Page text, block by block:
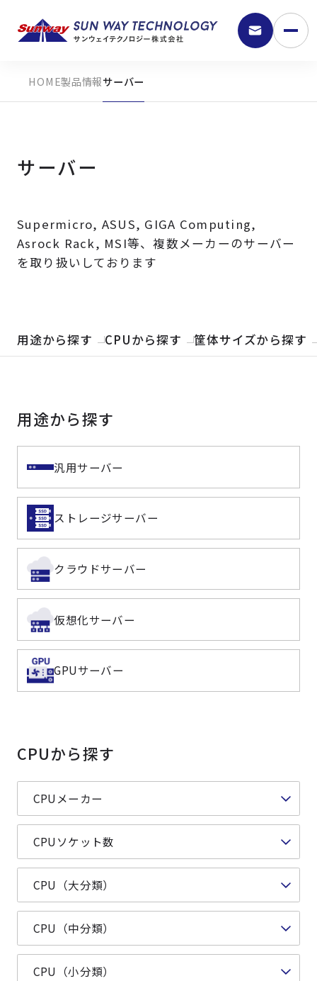
9:30 - 18:00
ニュース
よくある質問
採用情報
製品検索
サービス
事例
サポート
会社案内
製品情報サーバー
サーバー
Supermicro, ASUS, GIGA Computing,
Asrock Rack, MSI等、複数メーカーのサーバー
を取り扱いしております
用途から探す CPUから探す 筐体サイズから探す
用途から探す
汎用サーバー
ストレージサーバー
クラウドサーバー
仮想化サーバー
GPUサーバー
CPUから探す